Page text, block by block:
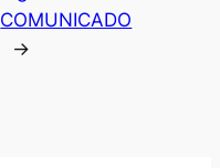
COMUNICADO
→